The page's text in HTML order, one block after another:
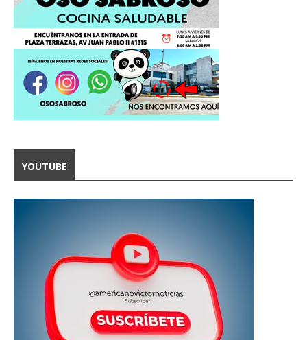
YOUTUBE